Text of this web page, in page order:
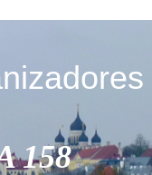
158